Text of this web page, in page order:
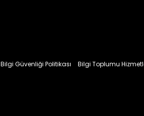
Bilgi Güvenliği Politikası Bilgi Toplumu